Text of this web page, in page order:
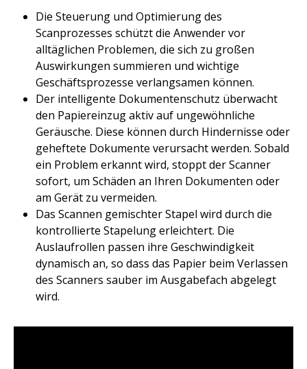
Die Steuerung und Optimierung des
Scanprozesses schützt die Anwender vor
alltäglichen Problemen, die sich zu großen
Auswirkungen summieren und wichtige
Geschäftsprozesse verlangsamen können.​
Der intelligente Dokumentenschutz überwacht
den Papiereinzug aktiv auf ungewöhnliche
Geräusche. Diese können durch Hindernisse oder
geheftete Dokumente verursacht werden. Sobald
ein Problem erkannt wird, stoppt der Scanner
sofort, um Schäden an Ihren Dokumenten oder
am Gerät zu vermeiden. ​
Das Scannen gemischter Stapel wird durch die
kontrollierte Stapelung erleichtert. Die
Auslaufrollen passen ihre Geschwindigkeit
dynamisch an, so dass das Papier beim Verlassen
des Scanners sauber im Ausgabefach abgelegt
wird.​